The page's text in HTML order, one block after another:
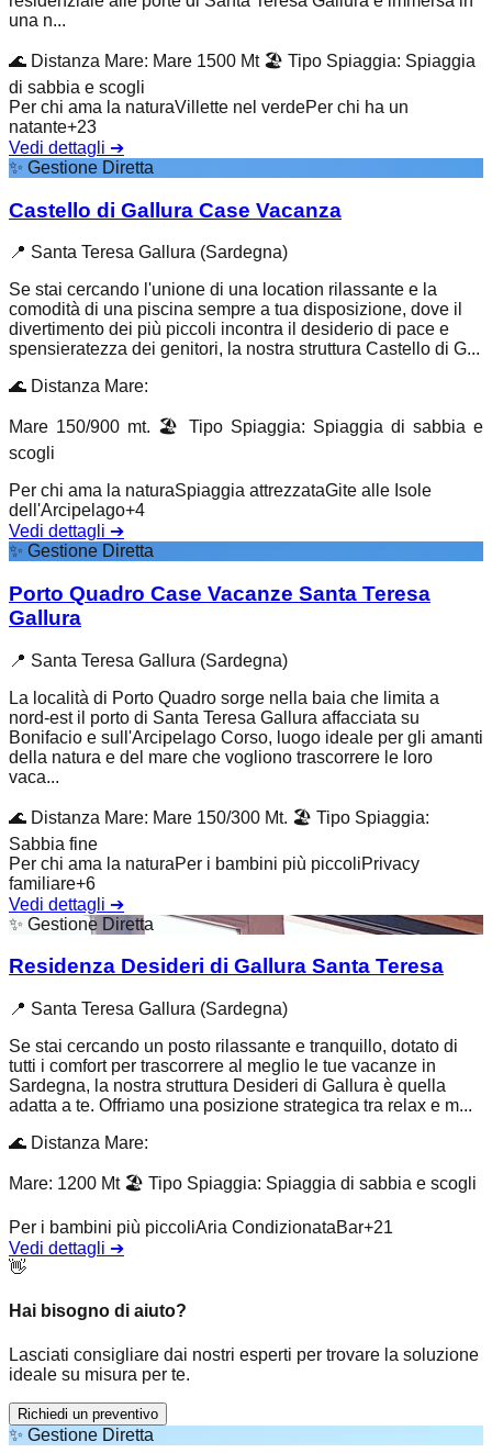
una n...
🌊 Distanza Mare: Mare 1500 Mt 🏖️ Tipo Spiaggia: Spiaggia
di sabbia e scogli
Per chi ama la naturaVillette nel verdePer chi ha un
natante+23
Vedi dettagli ➔
✨ Gestione Diretta
Castello di Gallura Case Vacanza
📍 Santa Teresa Gallura (Sardegna)
Se stai cercando l'unione di una location rilassante e la
comodità di una piscina sempre a tua disposizione, dove il
divertimento dei più piccoli incontra il desiderio di pace e
spensieratezza dei genitori, la nostra struttura Castello di G...
🌊 Distanza Mare:
Mare 150/900 mt. 🏖️ Tipo Spiaggia: Spiaggia di sabbia e
scogli
Per chi ama la naturaSpiaggia attrezzataGite alle Isole
dell'Arcipelago+4
Vedi dettagli ➔
✨ Gestione Diretta
Porto Quadro Case Vacanze Santa Teresa
Gallura
📍 Santa Teresa Gallura (Sardegna)
La località di Porto Quadro sorge nella baia che limita a
nord-est il porto di Santa Teresa Gallura affacciata su
Bonifacio e sull'Arcipelago Corso, luogo ideale per gli amanti
della natura e del mare che vogliono trascorrere le loro
vaca...
🌊 Distanza Mare: Mare 150/300 Mt. 🏖️ Tipo Spiaggia:
Sabbia fine
Per chi ama la naturaPer i bambini più piccoliPrivacy
familiare+6
Vedi dettagli ➔
✨ Gestione Diretta
Residenza Desideri di Gallura Santa Teresa
📍 Santa Teresa Gallura (Sardegna)
Se stai cercando un posto rilassante e tranquillo, dotato di
tutti i comfort per trascorrere al meglio le tue vacanze in
Sardegna, la nostra struttura Desideri di Gallura è quella
adatta a te. Offriamo una posizione strategica tra relax e m...
🌊 Distanza Mare:
Mare: 1200 Mt 🏖️ Tipo Spiaggia: Spiaggia di sabbia e scogli
Per i bambini più piccoliAria CondizionataBar+21
Vedi dettagli ➔
👋
Hai bisogno di aiuto?
Lasciati consigliare dai nostri esperti per trovare la soluzione
ideale su misura per te.
Richiedi un preventivo
✨ Gestione Diretta